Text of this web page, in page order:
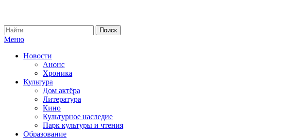
Меню
Новости
Анонс
Хроника
Культура
Дом актёра
Литература
Кино
Культурное наследие
Парк культуры и чтения
Образование